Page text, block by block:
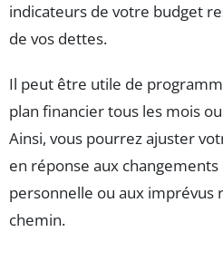
indicateurs de votre budget
de vos dettes.
Il peut être utile de
plan financier tous les mois
Ainsi, vous pourrez ajuster
en réponse aux
personnelle ou aux imprévus
chemin.